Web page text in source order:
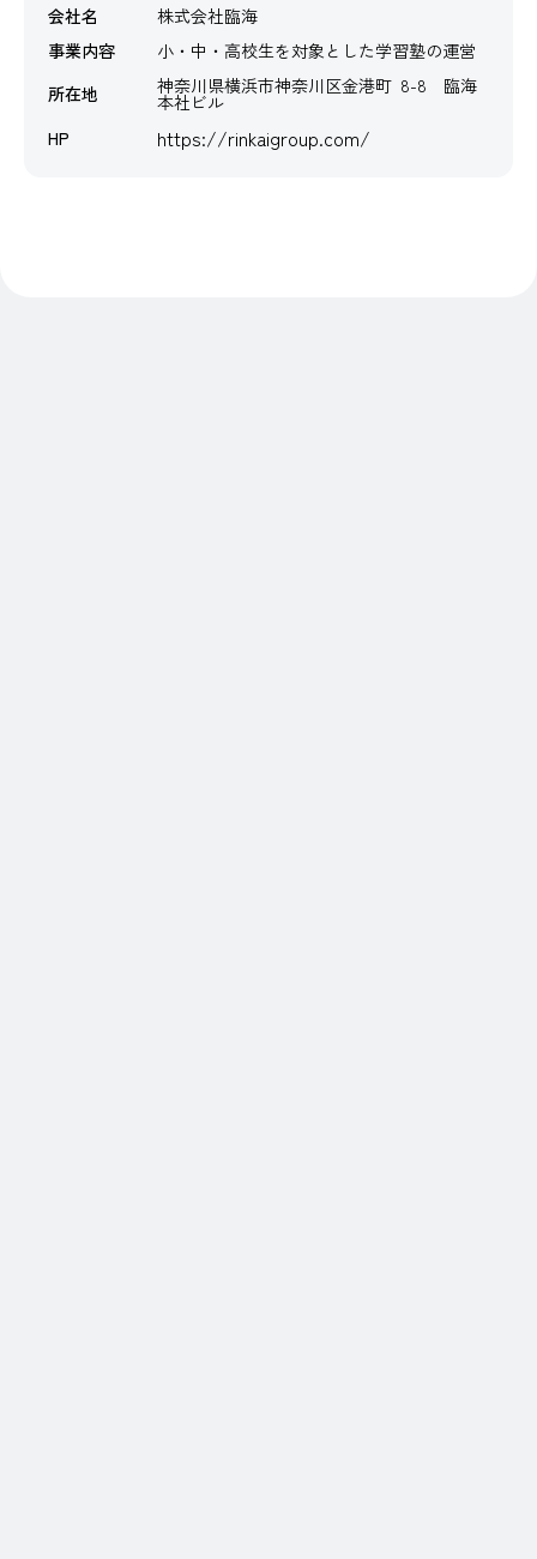
会社名
株式会社臨海
事業内容
小・中・高校生を対象とした学習塾の運営
所在地
神奈川県横浜市神奈川区金港町 8-8 臨海
本社ビル
HP
https://rinkaigroup.com/